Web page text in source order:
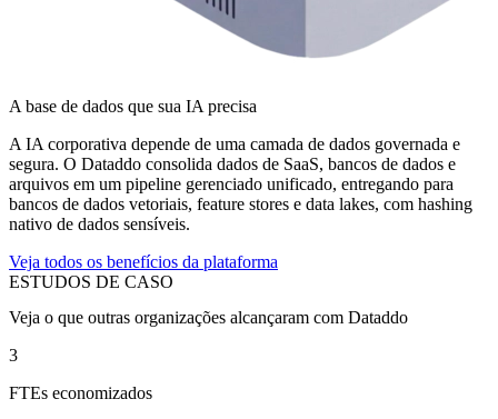
A base de dados que sua IA precisa
A IA corporativa depende de uma camada de dados governada e
segura. O Dataddo consolida dados de SaaS, bancos de dados e
arquivos em um pipeline gerenciado unificado, entregando para
bancos de dados vetoriais, feature stores e data lakes, com hashing
nativo de dados sensíveis.
Veja todos os benefícios da plataforma
ESTUDOS DE CASO
Veja o que outras organizações alcançaram com Dataddo
3
FTEs economizados